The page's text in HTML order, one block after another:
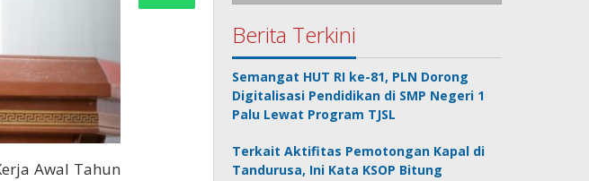
Awal Tahun
Berita Terkini
Semangat HUT RI ke-81, PLN Dorong
Digitalisasi Pendidikan di SMP Negeri 1
Palu Lewat Program TJSL
Terkait Aktifitas Pemotongan Kapal di
Tandurusa, Ini Kata KSOP Bitung